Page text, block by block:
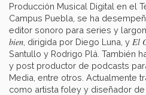
Producción Musical Digital en el
Campus Puebla, se ha
editor sonoro para series y
bien , dirigida por Diego Luna, y El
Santullo y Rodrigo Plá. También
y post productor de podcasts
Media, entre otros. Actualmente
como artista foley y diseñador